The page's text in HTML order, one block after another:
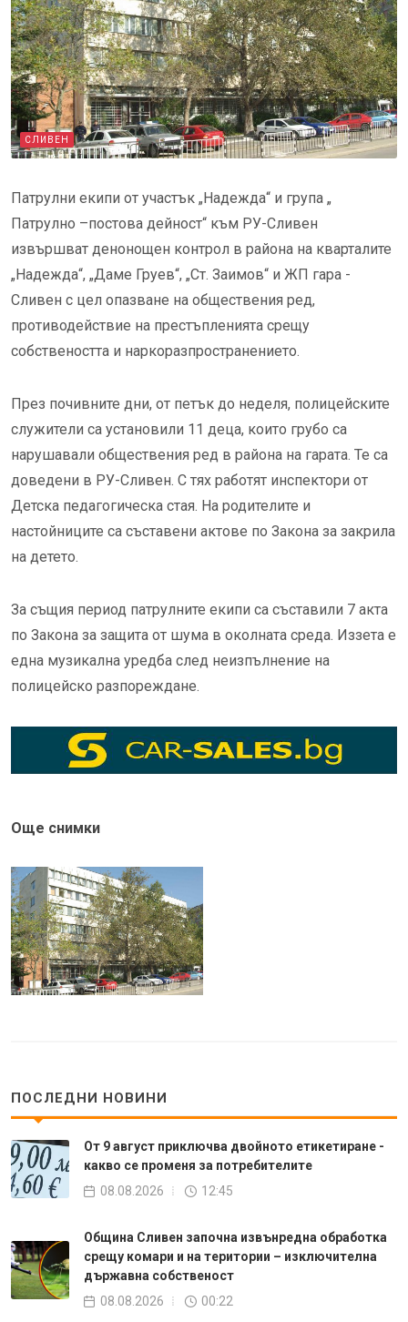
СЛИВЕН
Патрулни екипи от участък „Надежда“ и група „
Патрулно –постова дейност“ към РУ-Сливен
извършват денонощен контрол в района на кварталите
„Надежда“, „Даме Груев“, „Ст. Заимов“ и ЖП гара -
Сливен с цел опазване на обществения ред,
противодействие на престъпленията срещу
собствеността и наркоразпространението.
През почивните дни, от петък до неделя, полицейските
служители са установили 11 деца, които грубо са
нарушавали обществения ред в района на гарата. Те са
доведени в РУ-Сливен. С тях работят инспектори от
Детска педагогическа стая. На родителите и
настойниците са съставени актове по Закона за закрила
на детето.
За същия период патрулните екипи са съставили 7 акта
по Закона за защита от шума в околната среда. Иззета е
една музикална уредба след неизпълнение на
полицейско разпореждане.
Още снимки
ПОСЛЕДНИ НОВИНИ
От 9 август приключва двойното етикетиране -
какво се променя за потребителите
08.08.2026
12:45
Община Сливен започна извънредна обработка
срещу комари и на територии – изключителна
държавна собственост
08.08.2026
00:22